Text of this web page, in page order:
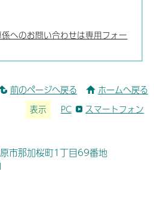
へのお問い合わせは専用フォー
前のページへ戻る ホームへ戻る
表示 PC スマートフォン
市那加桜町1丁目69番地